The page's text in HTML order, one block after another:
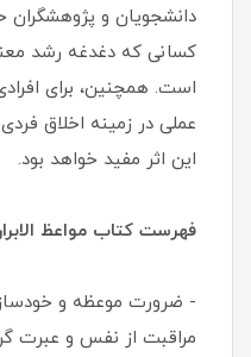
دانشجویان و پژوهشگران
کسانی که دغدغه رشد
است. همچنین، برای
عملی در زمینه اخلاق
این اثر مفید خواهد بود.
فهرست کتاب مواعظ
- ضرورت موعظه و
مراقبت از نفس و عبرت